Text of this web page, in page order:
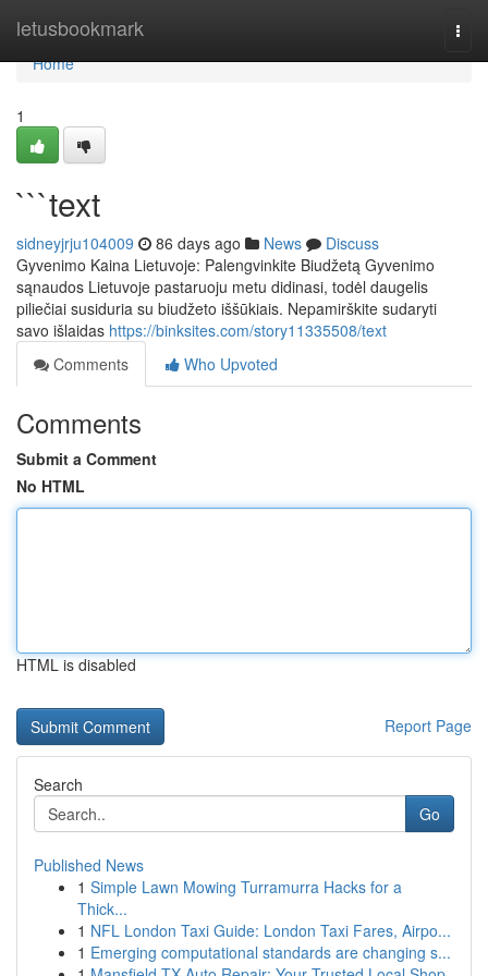
letusbookmark
Home
Home
1
```text
sidneyjrju104009 86 days ago News
Discuss
Gyvenimo Kaina Lietuvoje: Palengvinkite Biudžetą Gyvenimo
sąnaudos Lietuvoje pastaruoju metu didinasi, todėl daugelis
piliečiai susiduria su biudžeto iššūkiais. Nepamirškite sudaryti
savo išlaidas https://binksites.com/story11335508/text
Comments
Who Upvoted
Comments
Submit a Comment
No HTML
HTML is disabled
Report Page
Search
Go
Published News
1 Simple Lawn Mowing Turramurra Hacks for a
Thick...
1 NFL London Taxi Guide: London Taxi Fares, Airpo...
1 Emerging computational standards are changing s...